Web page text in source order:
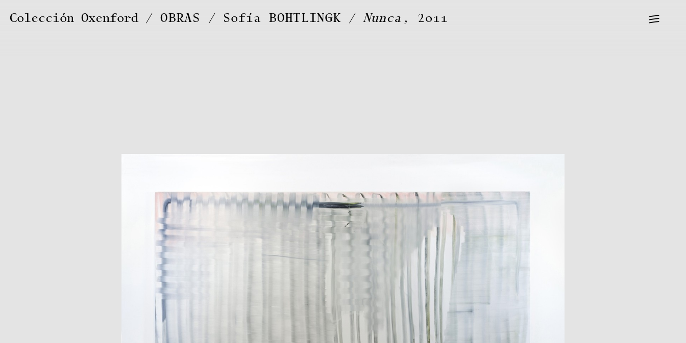
Colección Oxenford OBRAS / Sofía BOHTLINGK Nunca , 2011 —
—
—